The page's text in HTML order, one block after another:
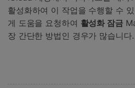
활성화하여 이 작업을 수행할 수
게 도움을 요청하여 활성화 잠금
장 간단한 방법인 경우가 많습니다.